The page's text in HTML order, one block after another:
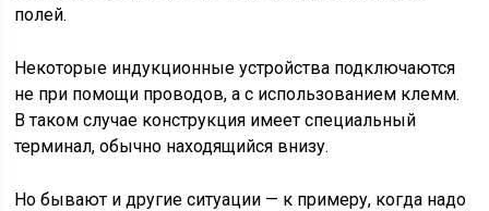
полей.
Некоторые индукционные устройства подключаются
не при помощи проводов, а с использованием клемм.
В таком случае конструкция имеет специальный
терминал, обычно находящийся внизу.
Но бывают и другие ситуации — к примеру, когда надо